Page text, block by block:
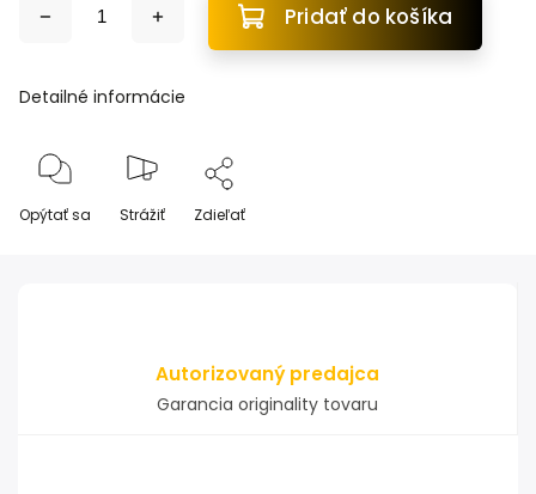
Pridať do košíka
Detailné informácie
Opýtať sa Strážiť Zdieľať
Autorizovaný predajca
Garancia originality tovaru